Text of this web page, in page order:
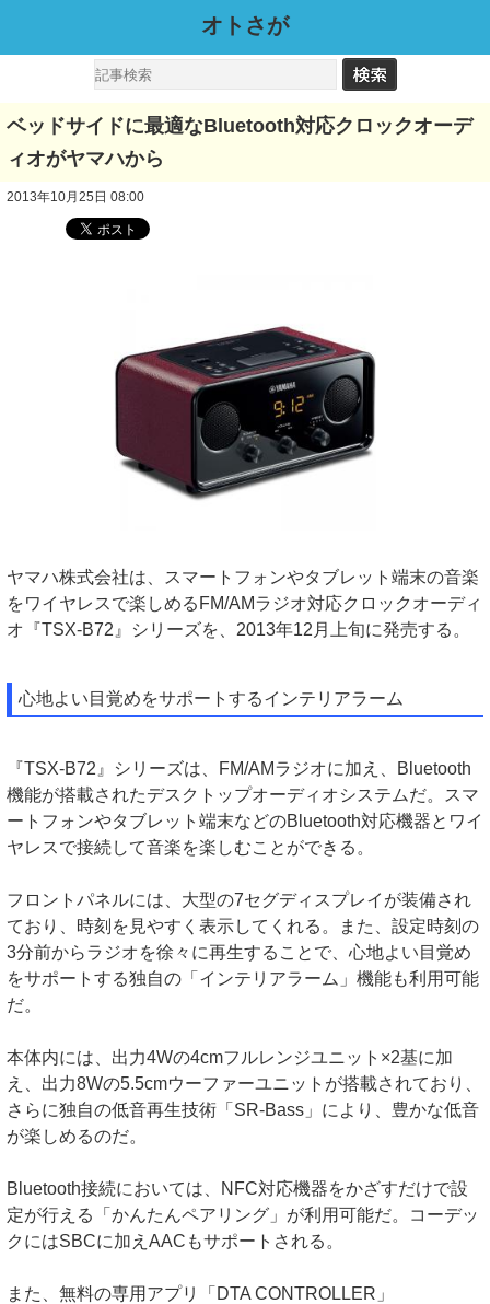
オトさが
ベッドサイドに最適なBluetooth対応クロックオーデ
ィオがヤマハから
2013年10月25日 08:00
ヤマハ株式会社は、スマートフォンやタブレット端末の音楽
をワイヤレスで楽しめるFM/AMラジオ対応クロックオーディ
オ『TSX-B72』シリーズを、2013年12月上旬に発売する。
心地よい目覚めをサポートするインテリアラーム
『TSX-B72』シリーズは、FM/AMラジオに加え、Bluetooth
機能が搭載されたデスクトップオーディオシステムだ。スマ
ートフォンやタブレット端末などのBluetooth対応機器とワイ
ヤレスで接続して音楽を楽しむことができる。
フロントパネルには、大型の7セグディスプレイが装備され
ており、時刻を見やすく表示してくれる。また、設定時刻の
3分前からラジオを徐々に再生することで、心地よい目覚め
をサポートする独自の「インテリアラーム」機能も利用可能
だ。
本体内には、出力4Wの4cmフルレンジユニット×2基に加
え、出力8Wの5.5cmウーファーユニットが搭載されており、
さらに独自の低音再生技術「SR-Bass」により、豊かな低音
が楽しめるのだ。
Bluetooth接続においては、NFC対応機器をかざすだけで設
定が行える「かんたんペアリング」が利用可能だ。コーデッ
クにはSBCに加えAACもサポートされる。
また、無料の専用アプリ「DTA CONTROLLER」